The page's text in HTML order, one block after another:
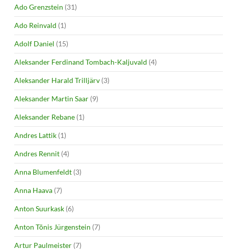
Ado Grenzstein (31)
Ado Reinvald (1)
Adolf Daniel (15)
Aleksander Ferdinand Tombach-Kaljuvald (4)
Aleksander Harald Trilljärv (3)
Aleksander Martin Saar (9)
Aleksander Rebane (1)
Andres Lattik (1)
Andres Rennit (4)
Anna Blumenfeldt (3)
Anna Haava (7)
Anton Suurkask (6)
Anton Tõnis Jürgenstein (7)
Artur Paulmeister (7)